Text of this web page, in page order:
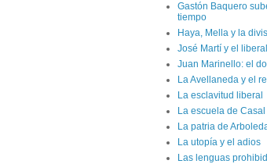
Gastón Baquero
tiempo
Haya, Mella y la
José Martí y el
Juan Marinello: el
La Avellaneda y el
La esclavitud liberal
La escuela de Casal
La patria de
La utopía y el adios
Las lenguas